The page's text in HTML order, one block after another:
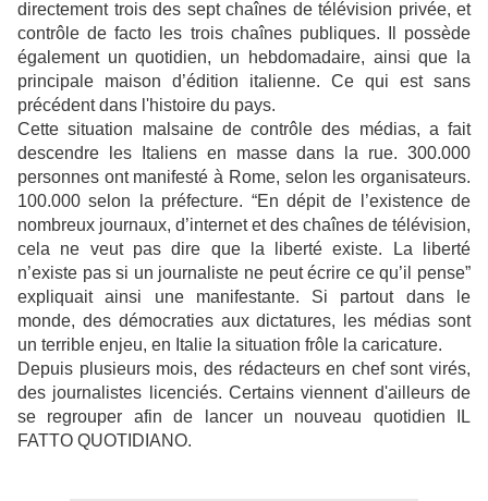
directement trois des sept chaînes de télévision privée, et
contrôle de facto les trois chaînes publiques. Il possède
également un quotidien, un hebdomadaire, ainsi que la
principale maison d’édition italienne. Ce qui est sans
précédent dans l'histoire du pays.
Cette situation malsaine de contrôle des médias, a fait
descendre les Italiens en masse dans la rue. 300.000
personnes ont manifesté à Rome, selon les organisateurs.
100.000 selon la préfecture. “En dépit de l’existence de
nombreux journaux, d’internet et des chaînes de télévision,
cela ne veut pas dire que la liberté existe. La liberté
n’existe pas si un journaliste ne peut écrire ce qu’il pense”
expliquait ainsi une manifestante. Si partout dans le
monde, des démocraties aux dictatures, les médias sont
un terrible enjeu, en Italie la situation frôle la caricature.
Depuis plusieurs mois, des rédacteurs en chef sont virés,
des journalistes licenciés. Certains viennent d'ailleurs de
se regrouper afin de lancer un nouveau quotidien IL
FATTO QUOTIDIANO.